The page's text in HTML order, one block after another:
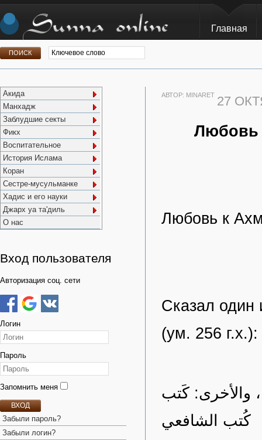
Главная
Акида
Манхадж
Заблудшие секты
Фикх
Воспитательное
История Ислама
Коран
Сестре-мусульманке
Хадис и его науки
Джарх уа та'диль
О нас
Вход пользователя
Авторизация соц. сети
Логин
Пароль
Запомнить меня
ВХОД
Забыли пароль?
Забыли логин?
АВТОР: MINARET 27
Любовь
Любовь к
Сказал
(ум. 256 г.х.):
والأخرى: كَتب
كُتب الشافعي